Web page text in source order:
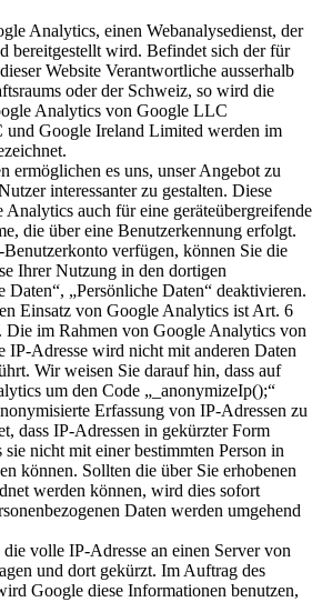
Analytics, einen Webanalysedienst, der
bereitgestellt wird. Befindet sich der für
Website Verantwortliche ausserhalb
oder der Schweiz, so wird die
Analytics von Google LLC
Google Ireland Limited werden im
ermöglichen es uns, unser Angebot zu
interessanter zu gestalten. Diese
auch für eine geräteübergreifende
die über eine Benutzerkennung erfolgt.
verfügen, können Sie die
Ihrer Nutzung in den dortigen
Daten“, „Persönliche Daten“ deaktivieren.
Einsatz von Google Analytics ist Art. 6
im Rahmen von Google Analytics von
IP-Adresse wird nicht mit anderen Daten
Wir weisen Sie darauf hin, dass auf
um den Code „_anonymizeIp();“
Erfassung von IP-Adressen zu
dass IP-Adressen in gekürzter Form
sie nicht mit einer bestimmten Person in
können. Sollten die über Sie erhobenen
werden können, wird dies sofort
Daten werden umgehend
volle IP-Adresse an einen Server von
und dort gekürzt. Im Auftrag des
Google diese Informationen benutzen,